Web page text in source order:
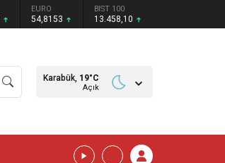
EURO
54,8153
BIST 100
13.458,10
Karabük, 19°C
Açık